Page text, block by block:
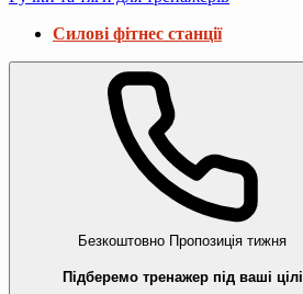
Силові фітнес станції
Безкоштовно Пропозиція тижня
Підберемо тренажер під ваші цілі